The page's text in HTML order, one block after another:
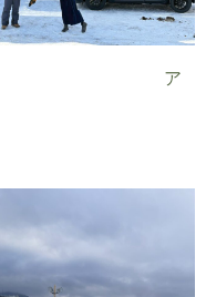
） ア